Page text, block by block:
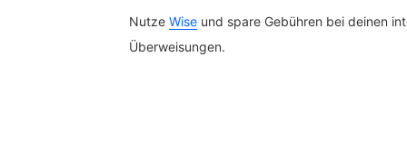
Nutze Wise und spare Gebühren bei deinen
Überweisungen.